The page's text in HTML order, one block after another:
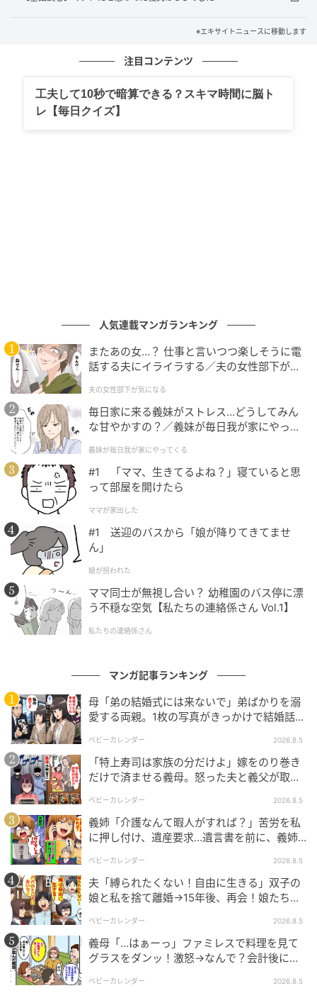
エキサイトニュース
エキサイトニュース
エキサイトニュース
エキサイトニュース
※エキサイトニュースに移動します
注目コンテンツ
工夫して10秒で暗算できる？スキマ時間に脳ト
レ【毎日クイズ】
人気連載マンガランキング
またあの女…？ 仕事と言いつつ楽しそうに電
話する夫にイライラする／夫の女性部下が気
夫の女性部下が気になる
毎日家に来る義妹がストレス…どうしてみん
な甘やかすの？／義妹が毎日我が家にやって
が】
義妹が毎日我が家にやってくる
#1 「ママ、生きてるよね？」寝ていると思
って部屋を開けたら
ママが家出した
#1 送迎のバスから「娘が降りてきてませ
ん」
娘が拐われた
ママ同士が無視し合い？ 幼稚園のバス停に漂
う不穏な空気【私たちの連絡係さん Vol.1】
私たちの連絡係さん
マンガ記事ランキング
母「弟の結婚式には来ないで」弟ばかりを溺
愛する両親。1枚の写真がきっかけで結婚話が
ベビーカレンダー 2026.8.5
「特上寿司は家族の分だけよ」嫁をのり巻き
だけで済ませる義母。怒った夫と義父が取っ
ベビーカレンダー 2026.8.5
義姉「介護なんて暇人がすれば？」苦労を私
に押し付け、遺産要求…遺言書を前に、義姉
ベビーカレンダー 2026.8.5
夫「縛られたくない！自由に生きる」双子の
娘と私を捨て離婚→15年後、再会！娘たち
ベビーカレンダー 2026.8.5
義母「…はぁーっ」ファミレスで料理を見て
グラスをダンッ！激怒→なんで？会計後に知
ベビーカレンダー 2026.8.5